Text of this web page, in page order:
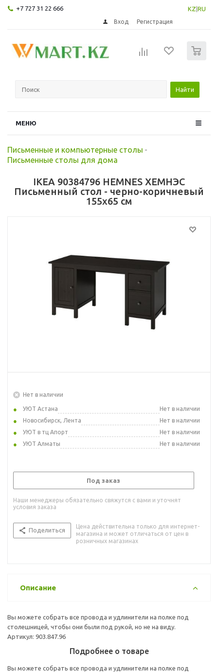
+7 727 31 22 666 KZ RU
Вход Регистрация
Найти
МЕНЮ
Письменные и компьютерные столы -
Письменные столы для дома
IKEA 90384796 HEMNES ХЕМНЭС
Письменный стол - черно-коричневый
155x65 см
Нет в наличии
УЮТ Астана
Нет в наличии
Новосибирск, Лента
Нет в наличии
УЮТ в тц Апорт
Нет в наличии
УЮТ Алматы
Нет в наличии
Под заказ
Наши менеджеры обязательно свяжутся с вами и уточнят
условия заказа
Поделиться
Цена действительна только для интернет-
магазина и может отличаться от цен в
розничных магазинах
Описание
Вы можете собрать все провода и удлинители на полке под
столешницей, чтобы они были под рукой, но не на виду.
Артикул: 903.847.96
Подробнее о товаре
Вы можете собрать все провода и удлинители на полке под